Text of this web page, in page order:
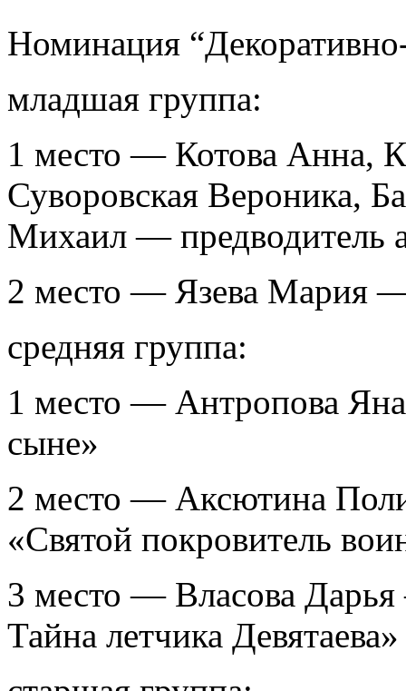
Номинация
младшая группа:
1 место — Котова Анна,
Суворовская Вероника,
Михаил — предводитель
2 место — Язева Мария
средняя группа:
1 место — Антропова
сыне»
2 место — Аксютина
«Святой покровитель
3 место — Власова
Тайна летчика Девятаева»